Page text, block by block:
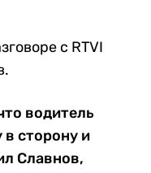
с RTVI
водитель
сторону и
Славнов,